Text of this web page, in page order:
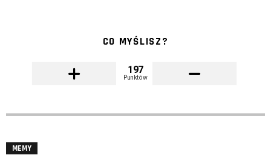
CO MYŚLISZ?
197
Punktów
MEMY